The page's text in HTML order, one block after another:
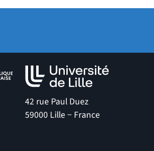
42 rue Paul Duez
59000 Lille − France